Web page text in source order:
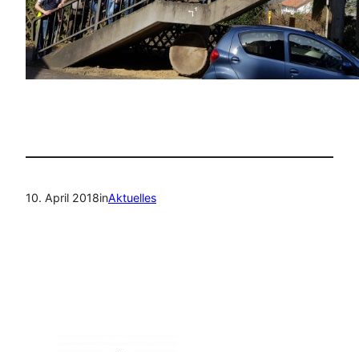
10. April 2018inAktuelles